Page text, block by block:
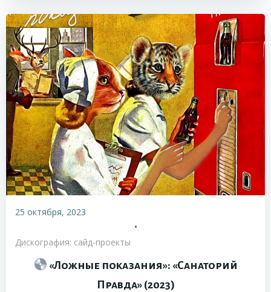
25 октября, 2023
•
Дискография: сайд-проекты
«Ложные показания»: «Санаторий
Правда» (2023)